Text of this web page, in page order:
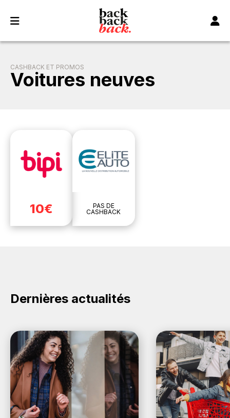
CASHBACK ET PROMOS
Voitures neuves
10€
PAS DE
CASHBACK
Dernières actualités